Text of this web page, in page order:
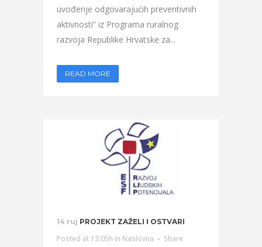
uvođenje odgovarajućih preventivnih
aktivnosti” iz Programa ruralnog
razvoja Republike Hrvatske za...
READ MORE
14 ruj PROJEKT ZAŽELI I OSTVARI
Posted at 13:05h in Naslovna Share